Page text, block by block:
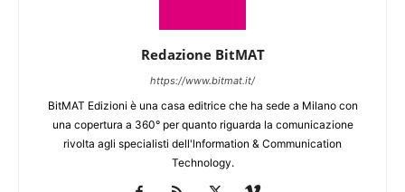
Redazione BitMAT
https://www.bitmat.it/
BitMAT Edizioni è una casa editrice che ha sede a Milano con
una copertura a 360° per quanto riguarda la comunicazione
rivolta agli specialisti dell'lnformation & Communication
Technology.